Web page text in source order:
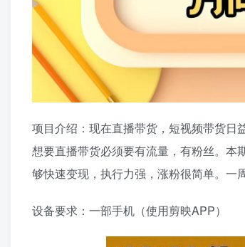
项目介绍：现在直播带货，短视频带货日
想要直播带货必须要有流量，有粉丝。本
够快速变现，执行力强，涨粉很简单。一
设备要求：一部手机（使用剪映APP）